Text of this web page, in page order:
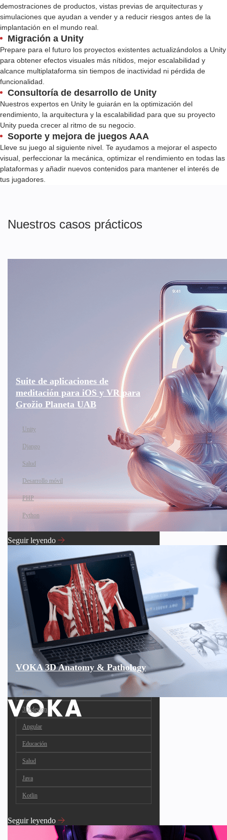
demostraciones de productos, vistas previas de arquitecturas y
simulaciones que ayudan a vender y a reducir riesgos antes de la
implantación en el mundo real.
Migración a Unity
Prepare para el futuro los proyectos existentes actualizándolos a Unity
para obtener efectos visuales más nítidos, mejor escalabilidad y
alcance multiplataforma sin tiempos de inactividad ni pérdida de
funcionalidad.
Consultoría de desarrollo de Unity
Nuestros expertos en Unity le guiarán en la optimización del
rendimiento, la arquitectura y la escalabilidad para que su proyecto
Unity pueda crecer al ritmo de su negocio.
Soporte y mejora de juegos AAA
Lleve su juego al siguiente nivel. Te ayudamos a mejorar el aspecto
visual, perfeccionar la mecánica, optimizar el rendimiento en todas las
plataformas y añadir nuevos contenidos para mantener el interés de
tus jugadores.
Nuestros casos prácticos
Suite de aplicaciones de
meditación para iOS y VR para
Grožio Planeta UAB
Unity
Django
Salud
Desarrollo móvil
PHP
Python
Seguir leyendo
VOKA 3D Anatomy & Pathology
Unity
3D design
Angular
Educación
Salud
Java
Kotlin
Seguir leyendo